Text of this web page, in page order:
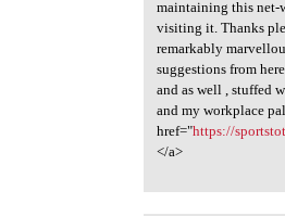
maintaining this net-
visiting it. Thanks
remarkably
suggestions from
and as well , stuffed
and my workplace
href="https://
</a>